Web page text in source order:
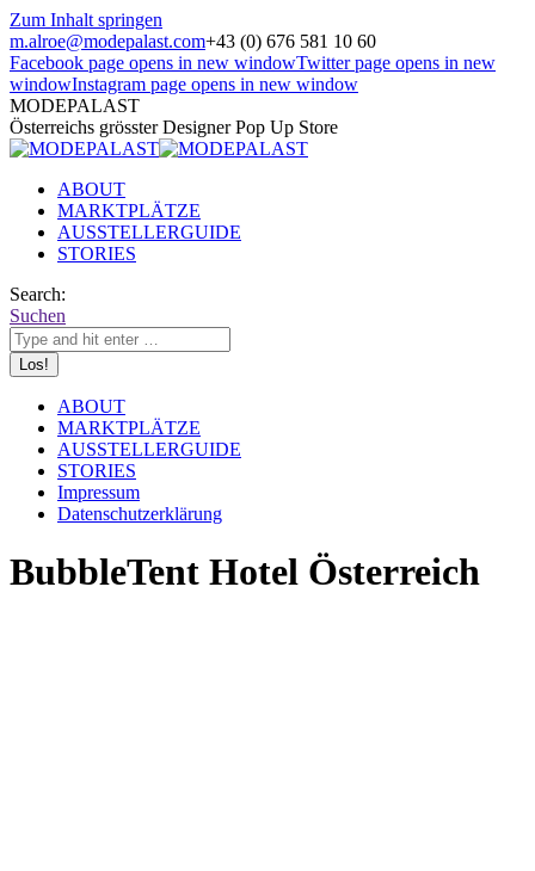
Zum Inhalt springen
m.alroe@modepalast.com+43 (0) 676 581 10 60
Facebook page opens in new windowTwitter page opens in new
windowInstagram page opens in new window
MODEPALAST
Österreichs grösster Designer Pop Up Store
ABOUT
MARKTPLÄTZE
AUSSTELLERGUIDE
STORIES
Search:
Suchen
ABOUT
MARKTPLÄTZE
AUSSTELLERGUIDE
STORIES
Impressum
Datenschutzerklärung
BubbleTent Hotel Österreich